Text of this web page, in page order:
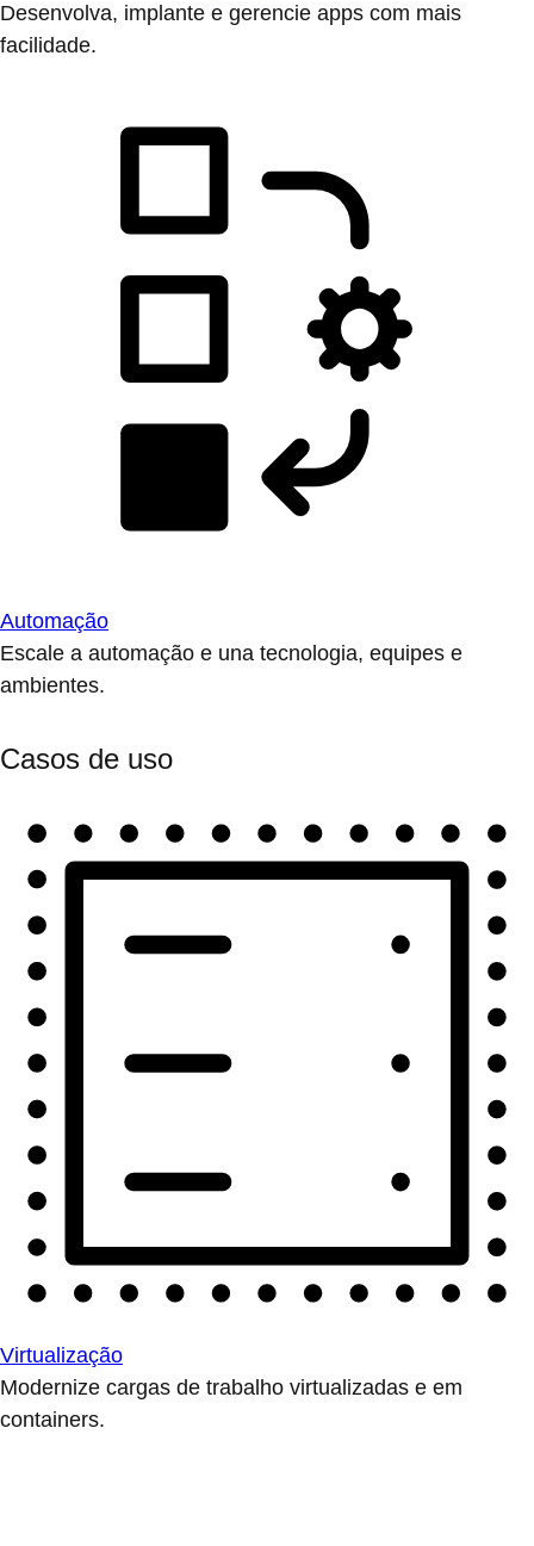
Desenvolva, implante e gerencie apps com mais
facilidade.
Automação
Escale a automação e una tecnologia, equipes e
ambientes.
Casos de uso
Virtualização
Modernize cargas de trabalho virtualizadas e em
containers.